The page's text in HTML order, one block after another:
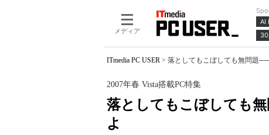
メディア
AI
ITmedia PC USER > 落としてもこぼしても無問題──
落としてもこぼしても
よ
2007年春 Vista搭載PC特集